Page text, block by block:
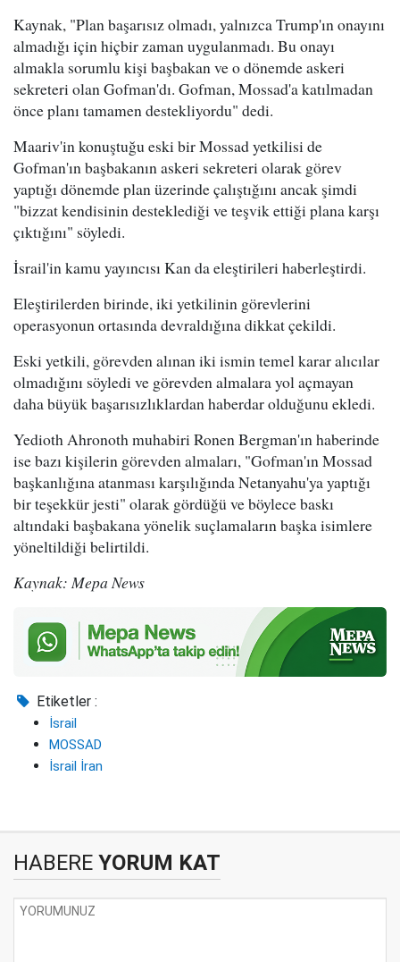
Kaynak, "Plan başarısız olmadı, yalnızca Trump'ın onayını
almadığı için hiçbir zaman uygulanmadı. Bu onayı
almakla sorumlu kişi başbakan ve o dönemde askeri
sekreteri olan Gofman'dı. Gofman, Mossad'a katılmadan
önce planı tamamen destekliyordu" dedi.
Maariv'in konuştuğu eski bir Mossad yetkilisi de
Gofman'ın başbakanın askeri sekreteri olarak görev
yaptığı dönemde plan üzerinde çalıştığını ancak şimdi
"bizzat kendisinin desteklediği ve teşvik ettiği plana karşı
çıktığını" söyledi.
İsrail'in kamu yayıncısı Kan da eleştirileri haberleştirdi.
Eleştirilerden birinde, iki yetkilinin görevlerini
operasyonun ortasında devraldığına dikkat çekildi.
Eski yetkili, görevden alınan iki ismin temel karar alıcılar
olmadığını söyledi ve görevden almalara yol açmayan
daha büyük başarısızlıklardan haberdar olduğunu ekledi.
Yedioth Ahronoth muhabiri Ronen Bergman'ın haberinde
ise bazı kişilerin görevden almaları, "Gofman'ın Mossad
başkanlığına atanması karşılığında Netanyahu'ya yaptığı
bir teşekkür jesti" olarak gördüğü ve böylece baskı
altındaki başbakana yönelik suçlamaların başka isimlere
yöneltildiği belirtildi.
Kaynak: Mepa News
Etiketler :
İsrail
MOSSAD
İsrail İran
HABERE YORUM KAT